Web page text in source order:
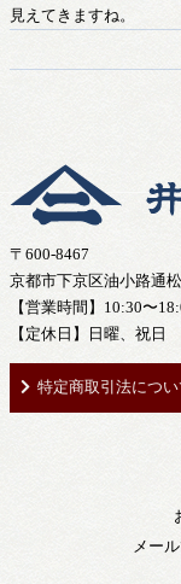
見えてきますね。
〒600-8467
京都市下京区油小路通
【営業時間】10:30〜
【定休日】日曜、祝日
特定商取引法につい
メー